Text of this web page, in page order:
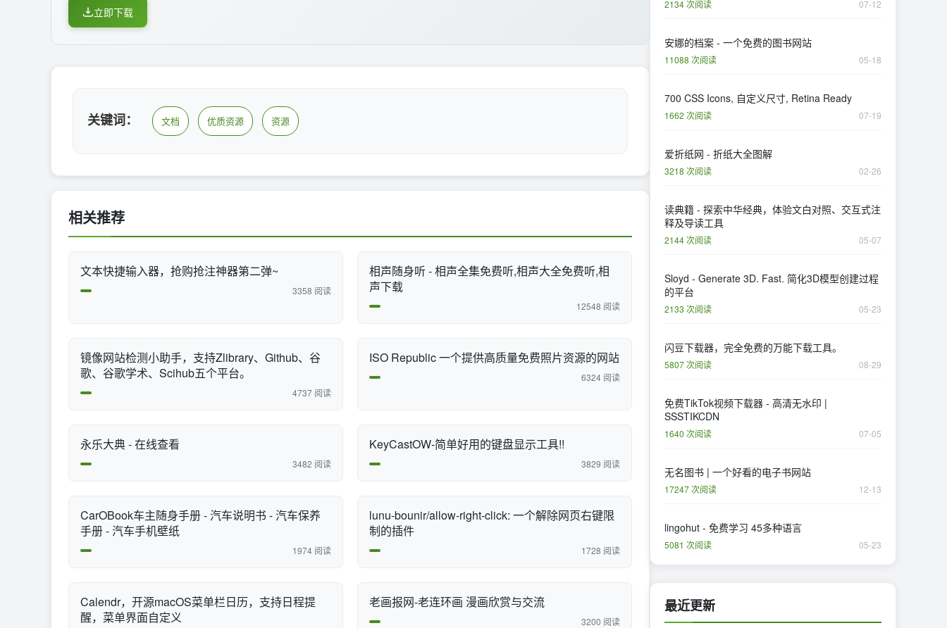
立即下载
关键词： 文档 优质资源 资源
相关推荐
文本快捷输入器，抢购抢注神器第二弹~
3358 阅读
相声随身听 - 相声全集免费听,相声大全免费听,相
声下载
12548 阅读
镜像网站检测小助手，支持Zlibrary、Github、谷
歌、谷歌学术、Scihub五个平台。
4737 阅读
​ISO Republic 一个提供高质量免费照片资源的网站
6324 阅读
永乐大典 - 在线查看
3482 阅读
KeyCastOW-简单好用的键盘显示工具!!
3829 阅读
CarOBook车主随身手册 - 汽车说明书 - 汽车保养
手册 - 汽车手机壁纸
1974 阅读
lunu-bounir/allow-right-click: 一个解除网页右键限
制的插件
1728 阅读
Calendr，开源macOS菜单栏日历，支持日程提
醒，菜单界面自定义
老画报网-老连环画 漫画欣赏与交流
3200 阅读
2134 次阅读 07-12
安娜的档案 - 一个免费的图书网站
11088 次阅读 05-18
700 CSS Icons, 自定义尺寸, Retina Ready
1662 次阅读 07-19
爱折纸网 - 折纸大全图解
3218 次阅读 02-26
读典籍 - 探索中华经典，体验文白对照、交互式注
释及导读工具
2144 次阅读 05-07
Sloyd - Generate 3D. Fast. 简化3D模型创建过程
的平台
2133 次阅读 05-23
闪豆下载器，完全免费的万能下载工具。
5807 次阅读 08-29
免费TikTok视频下载器 - 高清无水印 |
SSSTIKCDN
1640 次阅读 07-05
无名图书 | 一个好看的电子书网站
17247 次阅读 12-13
lingohut - 免费学习 45多种语言
5081 次阅读 05-23
最近更新